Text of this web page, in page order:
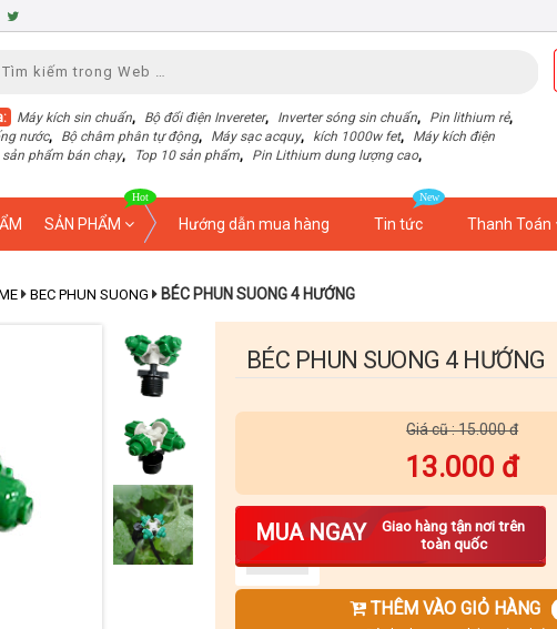
Máy kích sin chuẩn, Bộ đổi điện Invereter, Inverter sóng sin chuẩn, Pin lithium rẻ,
nước, Bộ châm phân tự động, Máy sạc acquy, kích 1000w fet,
Máy kích điện
sản phẩm bán chạy, Top 10 sản phẩm, Pin Lithium dung lượng cao,
SẢN PHẨM Hướng dẫn mua hàng Tin tức Thanh Toán
BEC PHUN SUONG BÉC PHUN SUONG 4 HƯỚNG
BÉC PHUN SUONG 4 HƯỚNG
Giá cũ : 15.000 đ
13.000 đ
MUA NGAY
Giao hàng tận nơi trên
toàn quốc
Số lượng
THÊM VÀO GIỎ HÀNG